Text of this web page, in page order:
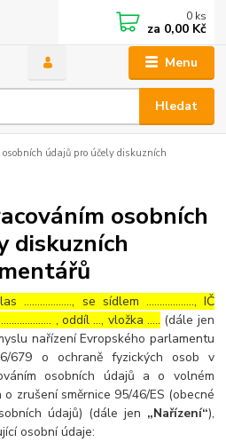
Menu
Hledat
0 ks
za 0,00 Kč
údajů pro účely diskuzních
osobních
diskuzních
……………..., se sídlem ………………, IČ
, oddíl …, vložka ….. (dále jen
nařízení Evropského parlamentu
679 o ochraně fyzických osob v
osobních údajů a o volném
zrušení směrnice 95/46/ES (obecné
údajů) (dále jen „Nařízení“),
osobní údaje: